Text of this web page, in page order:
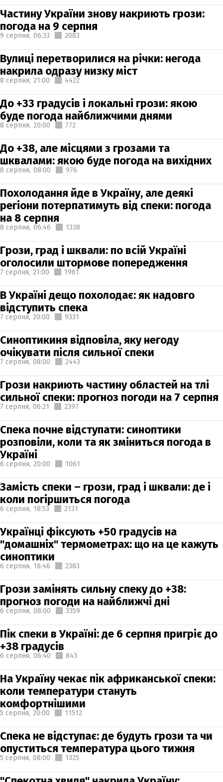
Частину України знову накриють грози:
погода на 9 серпня
9 серпня, 06:33 2083
Вулиці перетворилися на річки: негода
накрила одразу низку міст
8 серпня, 21:00 4422
До +33 градусів і локальні грози: якою
буде погода найближчими днями
8 серпня, 20:00 772
До +38, але місцями з грозами та
шквалами: якою буде погода на вихідних
8 серпня, 08:00 976
Похолодання йде в Україну, але деякі
регіони потерпатимуть від спеки: погода
на 8 серпня
8 серпня, 06:46 1338
Грози, град і шквали: по всій Україні
оголосили штормове попередження
7 серпня, 21:00 1961
В Україні дещо похолодає: як надовго
відступить спека
7 серпня, 20:00 9331
Синоптикиня відповіла, яку негоду
очікувати після сильної спеки
7 серпня, 08:00 2443
Грози накриють частину областей на тлі
сильної спеки: прогноз погоди на 7 серпня
7 серпня, 06:21 2397
Спека почне відступати: синоптики
розповіли, коли та як зміниться погода в
Україні
6 серпня, 20:00 1061
Замість спеки – грози, град і шквали: де і
коли погіршиться погода
6 серпня, 18:53 2131
Українці фіксують +50 градусів на
"домашніх" термометрах: що на це кажуть
синоптики
6 серпня, 16:46 2383
Грози замінять сильну спеку до +38:
прогноз погоди на найближчі дні
6 серпня, 08:00 3359
Пік спеки в Україні: де 6 серпня пригріє до
+38 градусів
6 серпня, 06:40 843
На Україну чекає пік африканської спеки:
коли температури стануть
комфортнішими
5 серпня, 20:00 11512
Спека не відступає: де будуть грози та чи
опуститься температура цього тижня
5 серпня, 08:00 1325